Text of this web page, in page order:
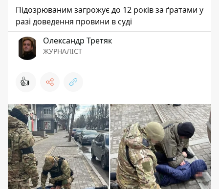
Підозрюваним загрожує до 12 років за ґратами у
разі доведення провини в суді
Олександр Третяк
ЖУРНАЛІСТ
👍